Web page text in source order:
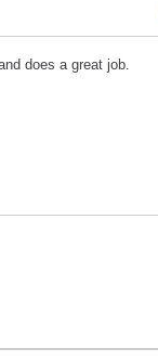
does a great job.